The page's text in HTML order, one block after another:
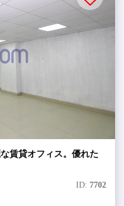
賃貸オフィス。優れた
ID: 7702